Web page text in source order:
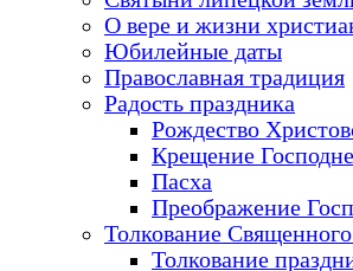
О вере и жизни
Юбилейные даты
Православная традиция
Радость праздника
Рождество
Крещение Господне
Пасха
Преображение
Толкование
Толкование